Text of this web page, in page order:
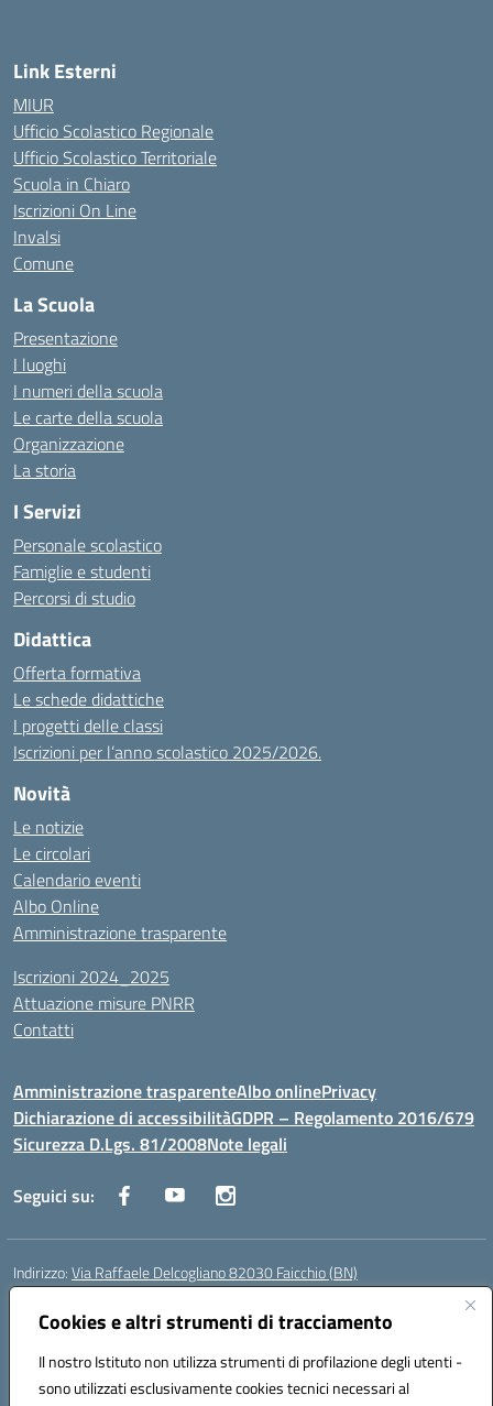
Cookies e altri strumenti di tracciamento
Il nostro Istituto non utilizza strumenti di profilazione degli utenti -
sono utilizzati esclusivamente cookies tecnici necessari al
Link Esterni
MIUR
Ufficio Scolastico Regionale
Ufficio Scolastico Territoriale
Scuola in Chiaro
Iscrizioni On Line
Invalsi
Comune
La Scuola
Presentazione
I luoghi
I numeri della scuola
Le carte della scuola
Organizzazione
La storia
I Servizi
Personale scolastico
Famiglie e studenti
Percorsi di studio
Didattica
Offerta formativa
Le schede didattiche
I progetti delle classi
Iscrizioni per l’anno scolastico 2025/2026.
Novità
Le notizie
Le circolari
Calendario eventi
Albo Online
Amministrazione trasparente
Iscrizioni 2024_2025
Attuazione misure PNRR
Contatti
Amministrazione trasparenteAlbo onlinePrivacy
Dichiarazione di accessibilitàGDPR – Regolamento 2016/679
Sicurezza D.Lgs. 81/2008Note legali
Seguici su:
Indirizzo:Via Raffaele Delcogliano 82030 Faicchio (BN)
Centralino:
Posta elettronica certificata (PEC):bnis02300v@pec.istruzione.it
Codice fiscale: 90003320620
Codice meccanografico:BNIS02300V